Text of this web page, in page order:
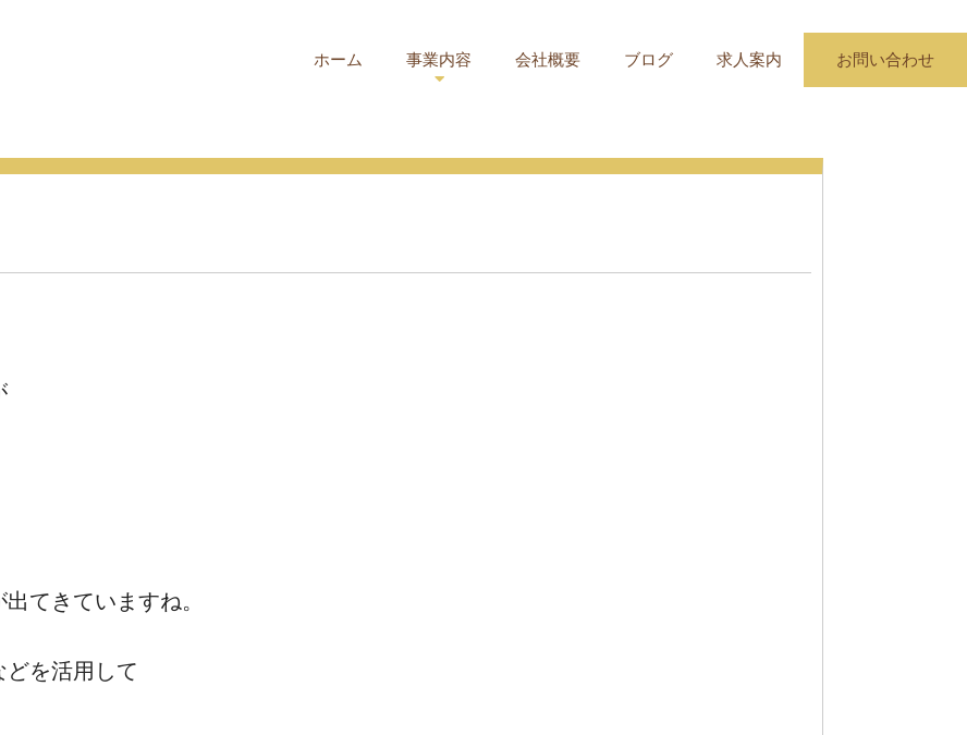
ホーム 事業内容 会社概要 ブログ 求人案内 お問い合わせ
てきていますね。
を活用して